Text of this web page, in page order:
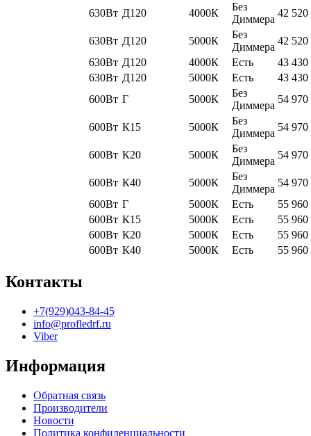
630Вт Д120 4000К
Без
Диммера
42 520
630Вт Д120 5000К
Без
Диммера
42 520
630Вт Д120 4000К Есть
43 430
630Вт Д120 5000К Есть
43 430
600Вт Г 5000К
Без
Диммера
54 970
600Вт К15 5000К
Без
Диммера
54 970
600Вт К20 5000К
Без
Диммера
54 970
600Вт К40 5000К
Без
Диммера
54 970
600Вт Г 5000К Есть
55 960
600Вт К15 5000К Есть
55 960
600Вт К20 5000К Есть
55 960
600Вт К40 5000К Есть 55 960
Контакты
+7(929)043-84-45
info@profledrf.ru
Viber
Информация
Обратная связь
Производители
Новости
Политика конфиденциальности